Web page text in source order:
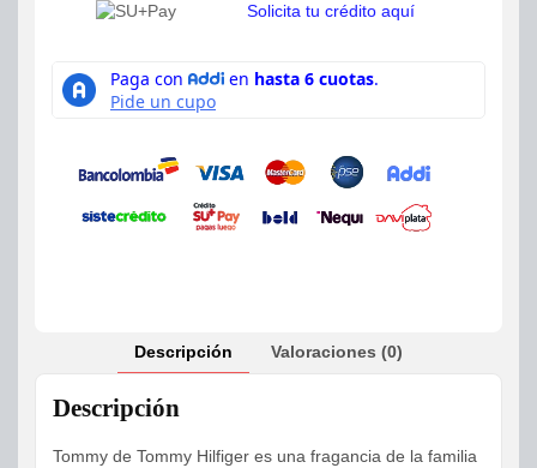
Solicita tu crédito aquí
Descripción Valoraciones (0)
Descripción
Tommy de Tommy Hilfiger es una fragancia de la familia